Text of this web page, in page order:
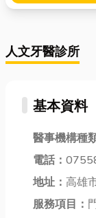
人文牙醫診所
基本資料
醫事機構種
電話：
地址： 高雄
服務項目：